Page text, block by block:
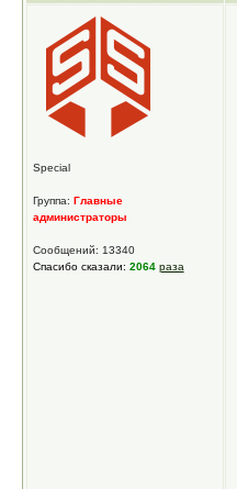
Special
Группа: Главные
администраторы
Сообщений: 13340
Спасибо сказали: 2064 раза